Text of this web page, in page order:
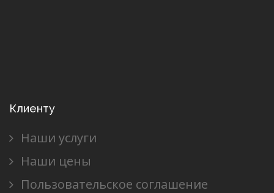
Клиенту
Наши услуги
Наши цены
Пользовательское соглашение